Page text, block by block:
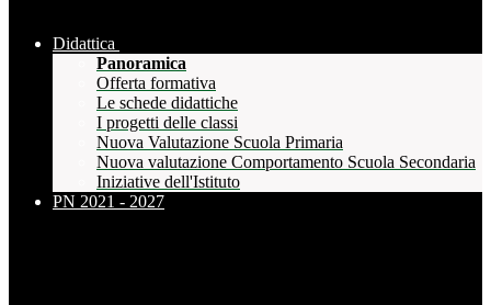
Didattica
Panoramica
Offerta formativa
Le schede didattiche
I progetti delle classi
Nuova Valutazione Scuola Primaria
Nuova valutazione Comportamento Scuola Secondaria
Iniziative dell'Istituto
PN 2021 - 2027